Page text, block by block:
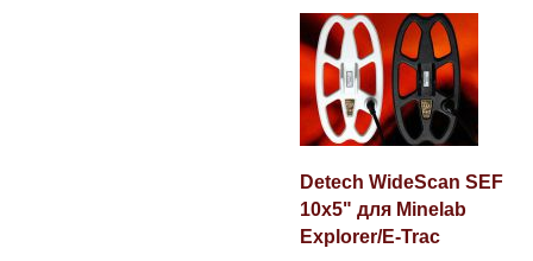
Detech WideScan SEF
10х5" для Minelab
Explorer/E-Trac